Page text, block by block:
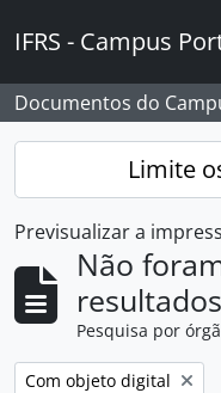
IFRS - Campus
Documentos do
Limite
Previsualizar a
Não
resultados
Pesquisa por
Remover filtro:
Com objeto digital